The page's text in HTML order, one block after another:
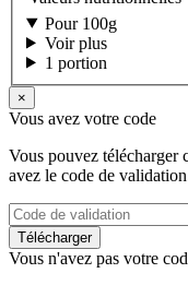
Pour 100g
Voir plus
1 portion
×
Vous avez votre code
Vous pouvez télécharger
avez le code de
Vous n'avez pas votre